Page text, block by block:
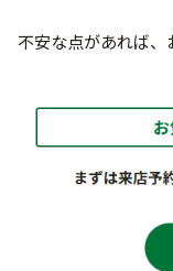
不安な点があれば、